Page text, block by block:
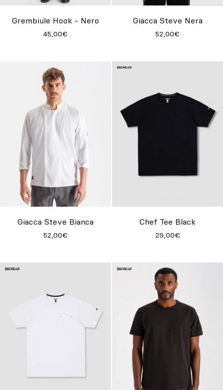
Grembiule Hook - Nero
45,00€
Giacca Steve Nera
52,00€
Giacca Steve Bianca
52,00€
Chef Tee Black
29,00€